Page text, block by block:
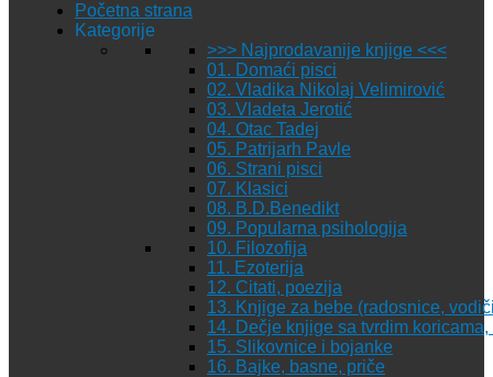
Početna strana
Kategorije
>>> Najprodavanije knjige <<<
01. Domaći pisci
02. Vladika Nikolaj Velimirović
03. Vladeta Jerotić
04. Otac Tadej
05. Patrijarh Pavle
06. Strani pisci
07. Klasici
08. B.D.Benedikt
09. Popularna psihologija
10. Filozofija
11. Ezoterija
12. Citati, poezija
13. Knjige za bebe (radosnice,
14. Dečje knjige sa tvrdim
15. Slikovnice i bojanke
16. Bajke, basne, priče